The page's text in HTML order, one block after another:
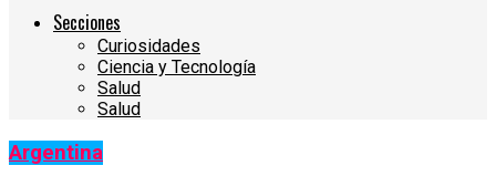
Secciones
Curiosidades
Ciencia y Tecnología
Salud
Salud
Argentina